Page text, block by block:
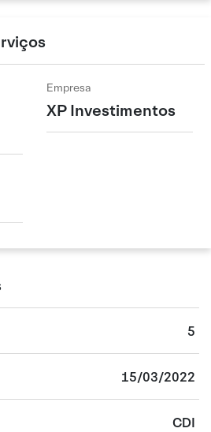
Empresa
XP Investimentos
5
15/03/2022
CDI